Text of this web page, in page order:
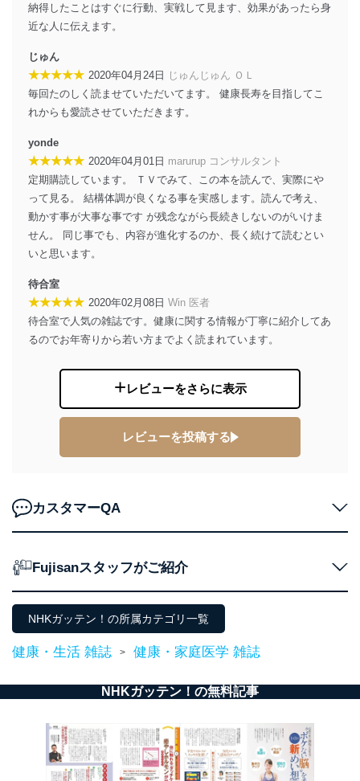
納得したことはすぐに行動、実戦して見ます、効果があったら身
近な人に伝えます。
じゅん
★★★★★ 2020年04月24日 じゅんじゅん ＯＬ
毎回たのしく読ませていただいてます。 健康長寿を目指してこ
れからも愛読させていただきます。
yonde
★★★★★ 2020年04月01日 marurup コンサルタント
定期購読しています。 ＴＶでみて、この本を読んで、実際にや
って見る。 結構体調が良くなる事を実感します。読んで考え、
動かす事が大事な事です が残念ながら長続きしないのがいけま
せん。 同じ事でも、内容が進化するのか、長く続けて読むとい
いと思います。
待合室
★★★★★ 2020年02月08日 Win 医者
待合室で人気の雑誌です。健康に関する情報が丁寧に紹介してあ
るのでお年寄りから若い方までよく読まれています。
レビューをさらに表示
レビューを投稿する
カスタマーQA
Fujisanスタッフがご紹介
NHKガッテン！の所属カテゴリ一覧
健康・生活 雑誌 > 健康・家庭医学 雑誌
NHKガッテン！の無料記事